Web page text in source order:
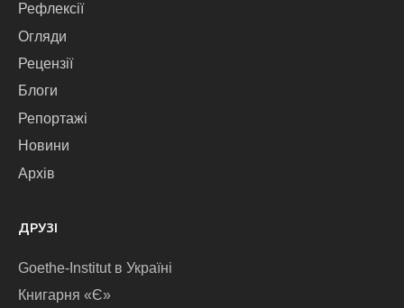
Рефлексії
Огляди
Рецензії
Блоги
Репортажі
Новини
Архів
ДРУЗІ
Goethe-Institut в Україні
Книгарня «Є»